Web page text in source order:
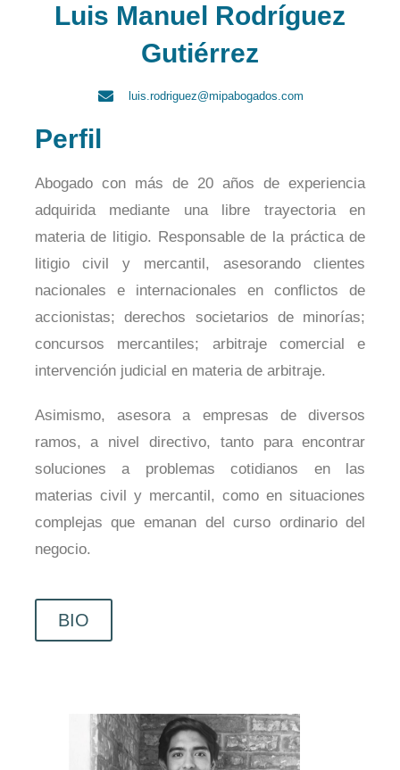
Luis Manuel Rodríguez
Gutiérrez
luis.rodriguez@mipabogados.com
Perfil
Abogado con más de 20 años de experiencia
adquirida mediante una libre trayectoria en
materia de litigio. Responsable de la práctica de
litigio civil y mercantil, asesorando clientes
nacionales e internacionales en conflictos de
accionistas; derechos societarios de minorías;
concursos mercantiles; arbitraje comercial e
intervención judicial en materia de arbitraje.
Asimismo, asesora a empresas de diversos
ramos, a nivel directivo, tanto para encontrar
soluciones a problemas cotidianos en las
materias civil y mercantil, como en situaciones
complejas que emanan del curso ordinario del
negocio.
BIO